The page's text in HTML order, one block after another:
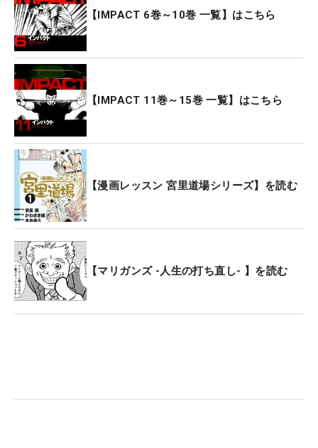
【IMPACT 6巻～10巻 一覧】はこちら
【IMPACT 11巻～15巻 一覧】はこちら
【漫画レッスン 宮里道場シリーズ】を読む
【マリガンズ -人生の打ち直し- 】を読む